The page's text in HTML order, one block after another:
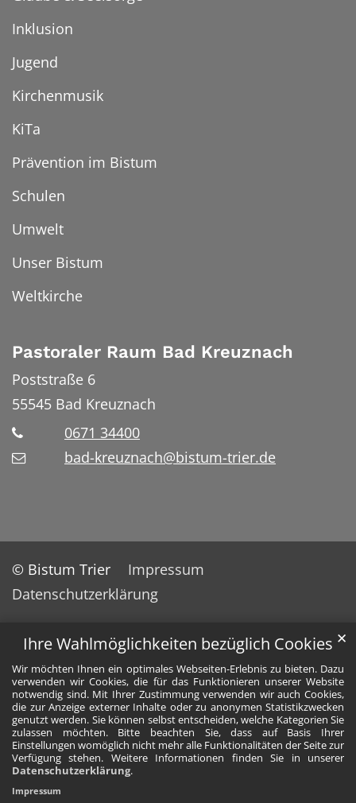
Ihre Wahlmöglichkeiten bezüglich Cookies
Wir möchten Ihnen ein optimales Webseiten-Erlebnis zu bieten. Dazu
verwenden wir Cookies, die für das Funktionieren unserer Website
notwendig sind. Mit Ihrer Zustimmung verwenden wir auch Cookies,
die zur Anzeige externer Inhalte oder zu anonymen Statistikzwecken
genutzt werden. Sie können selbst entscheiden, welche Kategorien Sie
zulassen möchten. Bitte beachten Sie, dass auf Basis Ihrer
Einstellungen womöglich nicht mehr alle Funktionalitäten der Seite zur
Verfügung stehen. Weitere Informationen finden Sie in unserer
Datenschutzerklärung.
✕
Impressum
Inklusion
Jugend
Kirchenmusik
KiTa
Prävention im Bistum
Schulen
Umwelt
Unser Bistum
Weltkirche
Pastoraler Raum Bad Kreuznach
Poststraße 6
55545 Bad Kreuznach
0671 34400
bad-kreuznach@bistum-trier.de
© Bistum Trier
Impressum
Datenschutzerklärung